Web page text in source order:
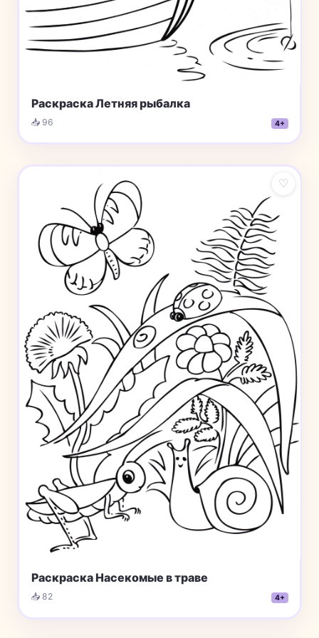
Раскраска Летняя рыбалка
📥 96 4+
♡
Раскраска Насекомые в траве
📥 82 4+